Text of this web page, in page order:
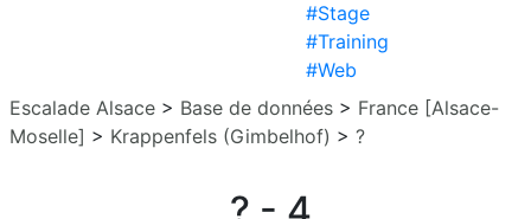
#Stage
#Training
#Web
Escalade Alsace > Base de données > France [Alsace-
Moselle] > Krappenfels (Gimbelhof) > ?